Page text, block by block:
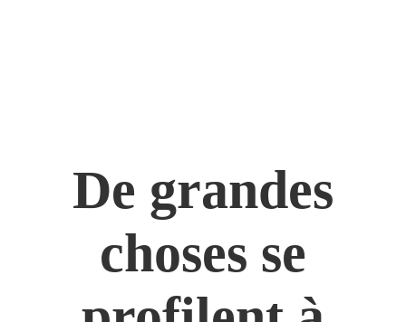
De grandes
choses se